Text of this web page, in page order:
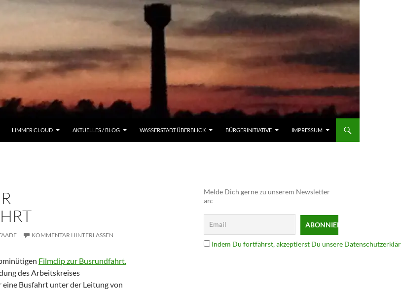
LIMMER CLOUD AKTUELLES / BLOG WASSERSTADT ÜBERBLICK BÜRGERINITIATIVE IMPRESSUM
KOMMENTAR HINTERLASSEN
Filmclip zur Busrundfahrt.
des Arbeitskreises
Busfahrt unter der Leitung von
Melde Dich gerne zu unserem Newsletter
an:
Indem Du fortfährst, akzeptierst Du unsere